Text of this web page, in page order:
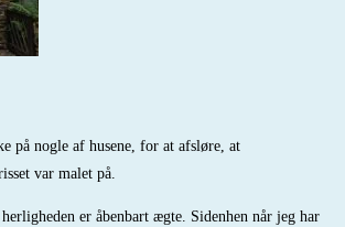
på nogle af husene, for at afsløre, at
var malet på.
er åbenbart ægte. Sidenhen når jeg har